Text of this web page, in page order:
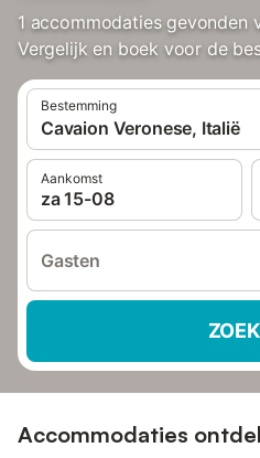
1 accommodaties gevonden
Vergelijk en boek voor de
Bestemming
Cavaion Veronese, Italië
Aankomst
za 15-08
Gasten
Accommodaties